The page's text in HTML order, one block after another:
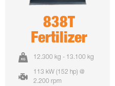
838T
Fertilizer
12.300 kg - 13.100 kg
113 kW (152 hp) @
2.200 rpm